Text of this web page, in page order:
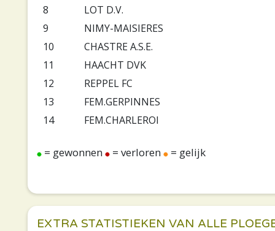
8
LOT D.V.
9
NIMY-MAISIERES
10
CHASTRE A.S.E.
11
HAACHT DVK
12
REPPEL FC
13
FEM.GERPINNES
14
FEM.CHARLEROI
= gewonnen = verloren = gelijk
EXTRA STATISTIEKEN VAN ALLE